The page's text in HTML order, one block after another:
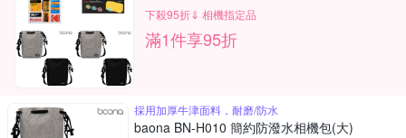
下殺95折⇓ 相機指定品
滿1件享95折
採用加厚牛津面料，耐磨/防水
baona BN-H010 簡約防潑水相機包(大)